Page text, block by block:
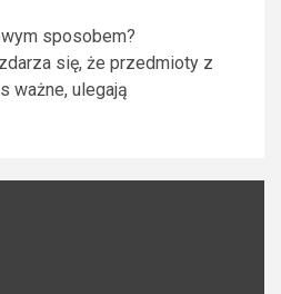
sposobem?
się, że przedmioty z
ważne, ulegają